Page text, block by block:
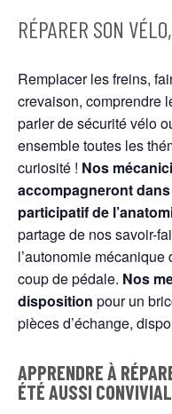
RÉPARER SON
Remplacer les freins,
crevaison, comprendre
parler de sécurité vélo
ensemble toutes les
curiosité ! Nos
accompagneront
participatif de
partage de nos savoir-
l’autonomie
coup de pédale. Nos
disposition pour un
pièces d’échange,
APPRENDRE À
ÉTÉ AUSSI CONVIVIAL